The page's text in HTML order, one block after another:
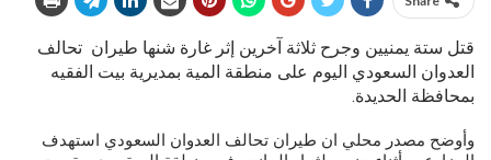
قتل ستة یمنیین وجرح ثلاثة آخرين إثر غارة شنها طيران تحالف
العدوان السعودي اليوم على منطقة المية بمديرية بيت الفقيه
بمحافظة الحديدة.
وأوضح مصدر محلي ان طيران تحالف العدوان السعودي استهدف